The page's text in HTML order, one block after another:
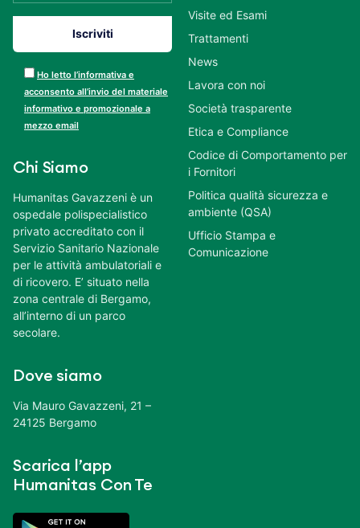
Ho letto l’informativa e
acconsento all’invio del materiale
informativo e promozionale a
mezzo email
Chi Siamo
Humanitas Gavazzeni è un
ospedale polispecialistico
privato accreditato con il
Servizio Sanitario Nazionale
per le attività ambulatoriali e
di ricovero. E’ situato nella
zona centrale di Bergamo,
all’interno di un parco
secolare.
Dove siamo
Via Mauro Gavazzeni, 21 –
24125 Bergamo
Scarica l’app
Humanitas Con Te
Visite ed Esami
Trattamenti
News
Lavora con noi
Società trasparente
Etica e Compliance
Codice di Comportamento per
i Fornitori
Politica qualità sicurezza e
ambiente (QSA)
Ufficio Stampa e
Comunicazione